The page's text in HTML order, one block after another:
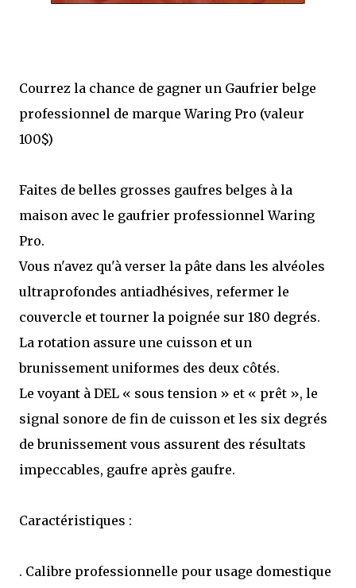
Courrez la chance de gagner un Gaufrier belge
professionnel de marque Waring Pro (valeur
100$)
Faites de belles grosses gaufres belges à la
maison avec le gaufrier professionnel Waring
Pro.
Vous n'avez qu'à verser la pâte dans les alvéoles
ultraprofondes antiadhésives, refermer le
couvercle et tourner la poignée sur 180 degrés.
La rotation assure une cuisson et un
brunissement uniformes des deux côtés.
Le voyant à DEL « sous tension » et « prêt », le
signal sonore de fin de cuisson et les six degrés
de brunissement vous assurent des résultats
impeccables, gaufre après gaufre.
Caractéristiques :
. Calibre professionnelle pour usage domestique